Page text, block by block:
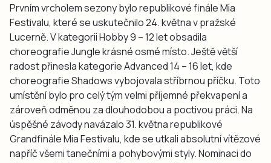
Prvním vrcholem sezony bylo republikové finále Mia
Festivalu, které se uskutečnilo 24. května v pražské
Lucerně. V kategorii Hobby 9 – 12 let obsadila
choreografie Jungle krásné osmé místo. Ještě větší
radost přinesla kategorie Advanced 14 – 16 let, kde
choreografie Shadows vybojovala stříbrnou příčku. Toto
umístění bylo pro celý tým velmi příjemné překvapení a
zároveň odměnou za dlouhodobou a poctivou práci. Na
úspěšné závody navázalo 31. května republikové
Grandfinále Mia Festivalu, kde se utkali absolutní vítězové
napříč všemi tanečními a pohybovými styly. Nominaci do